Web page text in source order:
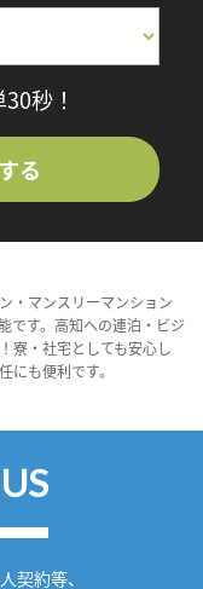
秒！
る
・マンスリーマンション
です。高知への連泊・ビジ
寮・社宅としても安心し
も便利です。
契約等、